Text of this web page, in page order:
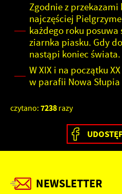
Zgodnie z
najczęściej
każdego roku posuwa
ziarnka piasku. Gdy
nastąpi koniec świata.
W XIX i na początku
w parafii Nowa
czytano: 7238 razy
NEWSLETTER